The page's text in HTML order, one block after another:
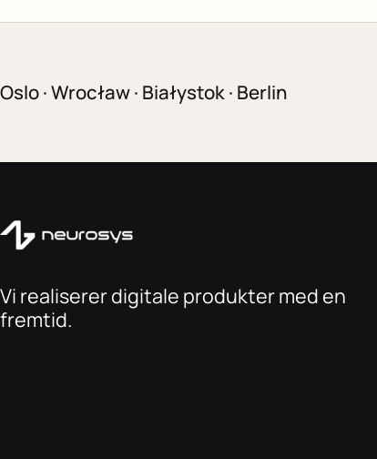
Oslo · Wrocław · Białystok · Berlin
Vi realiserer digitale produkter med en
fremtid.